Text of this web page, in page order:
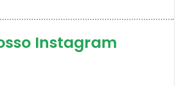
Instagram